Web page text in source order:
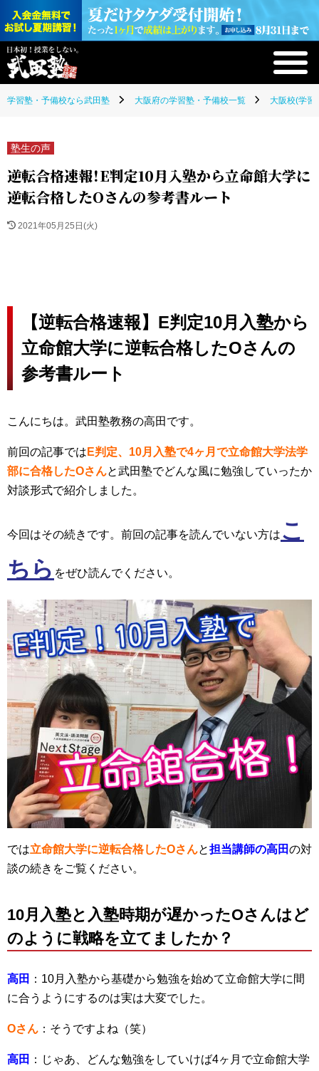
学習塾・予備校なら武田塾 大阪府の学習塾・予備校一覧 大阪校(学習
塾生の声
逆転合格速報！E判定10月入塾から立命館大学に
逆転合格したOさんの参考書ルート
2021年05月25日(火)
【逆転合格速報】E判定10月入塾から
立命館大学に逆転合格したOさんの
参考書ルート
こんにちは。武田塾教務の高田です。
前回の記事では E判定、10月入塾で4ヶ月で立命館大学法学
部に合格したOさんと武田塾でどんな風に勉強していったか
対談形式で紹介しました。
今回はその続きです。前回の記事を読んでいない方は こ
ちら をぜひ読んでください。
では立命館大学に逆転合格したOさんと担当講師の高田の対
談の続きをご覧ください。
10月入塾と入塾時期が遅かったOさんはど
のように戦略を立てましたか？
高田 ：10月入塾から基礎から勉強を始めて立命館大学に間
に合うようにするのは実は大変でした。
Oさん ：そうですよね（笑）
高田 ：じゃあ、どんな勉強をしていけば4ヶ月で立命館大学